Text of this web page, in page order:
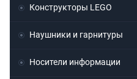
Конструкторы LEGO
Наушники и гарнитуры
Носители информации